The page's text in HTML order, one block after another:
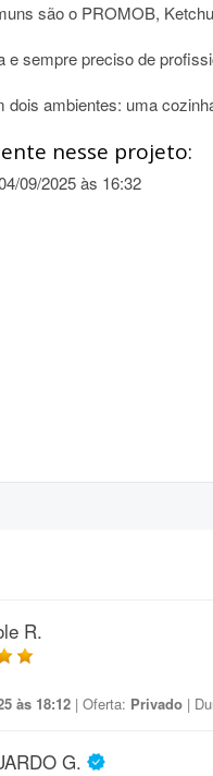
são o PROMOB,
e sempre preciso de
dois ambientes: uma
nesse projeto:
09/2025 às 16:32
R.
às 18:12 | Oferta: Privado |
G.